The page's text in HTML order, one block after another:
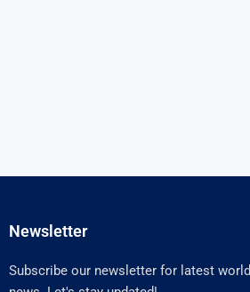
Newsletter
Subscribe our newsletter for latest world